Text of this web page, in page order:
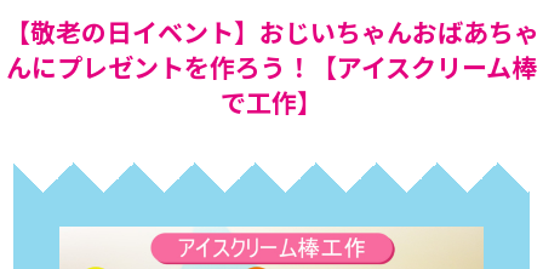
【敬老の日イベント】おじいちゃんおばあちゃ
んにプレゼントを作ろう！【アイスクリーム棒
で工作】